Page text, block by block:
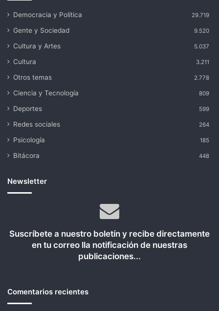
Democracia y Política 29.719
Gente y Sociedad 9.520
Cultura y Artes 5.037
Cultura 3.211
Otros temas 2.778
Ciencia y Tecnología 809
Deportes 599
Redes sociales 264
Psicología 185
Bitácora 448
Newsletter
Suscríbete a nuestro boletín y recibe directamente
en tu correo lla notificación de nuestras
publicaciones...
Comentarios recientes